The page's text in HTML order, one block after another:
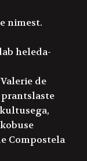
nimest.
heleda-
de
Compostela